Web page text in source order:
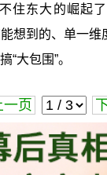
住东大的崛起
想到的、单一维
“大包围”。
一页